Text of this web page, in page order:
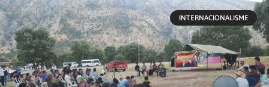
INTERNACIONALISME